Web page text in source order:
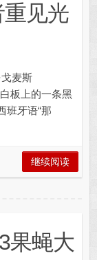
见光
麦斯
板上的一条黑
班牙语“那
继续阅读
果蝇大